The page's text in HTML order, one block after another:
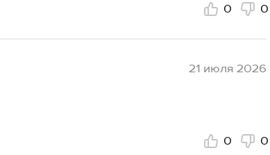
0 0
21 июля 2026
0 0